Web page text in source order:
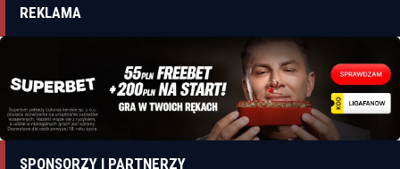
REKLAMA
SPONSORZY I PARTNERZY